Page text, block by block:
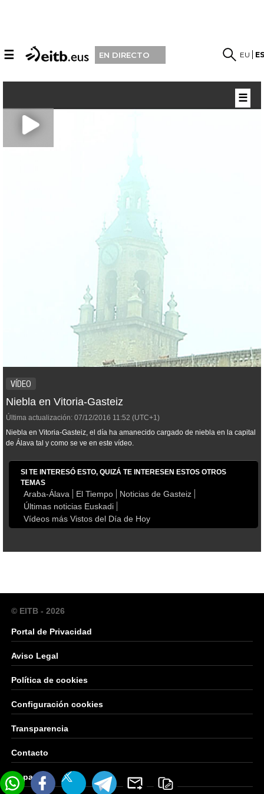
☰ EN DIRECTO EU
VÍDEO
Niebla en Vitoria-Gasteiz
Última actualización: 07/12/2016 11:52 (UTC+1)
Niebla en Vitoria-Gasteiz, el día ha amanecido cargado de niebla en la capital
de Álava tal y como se ve en este vídeo.
SI TE INTERESÓ ESTO, QUIZÁ TE INTERESEN ESTOS OTROS
TEMAS
Araba-Álava El Tiempo
Noticias de Gasteiz
Últimas noticias Euskadi
Vídeos más Vistos del Día de Hoy
☰
© EITB - 2026
Portal de Privacidad
Aviso Legal
Política de cookies
Configuración cookies
Transparencia
Contacto
Mapa Web